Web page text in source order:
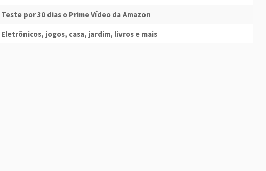
Teste por 30 dias o Prime Vídeo da Amazon
Eletrônicos, jogos, casa, jardim, livros e mais